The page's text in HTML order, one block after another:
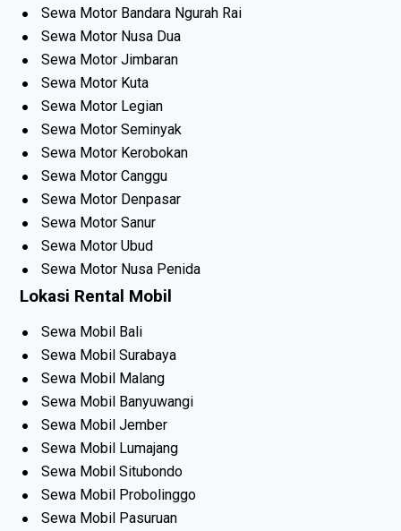
Sewa Motor Bandara Ngurah Rai
Sewa Motor Nusa Dua
Sewa Motor Jimbaran
Sewa Motor Kuta
Sewa Motor Legian
Sewa Motor Seminyak
Sewa Motor Kerobokan
Sewa Motor Canggu
Sewa Motor Denpasar
Sewa Motor Sanur
Sewa Motor Ubud
Sewa Motor Nusa Penida
Lokasi Rental Mobil
Sewa Mobil Bali
Sewa Mobil Surabaya
Sewa Mobil Malang
Sewa Mobil Banyuwangi
Sewa Mobil Jember
Sewa Mobil Lumajang
Sewa Mobil Situbondo
Sewa Mobil Probolinggo
Sewa Mobil Pasuruan